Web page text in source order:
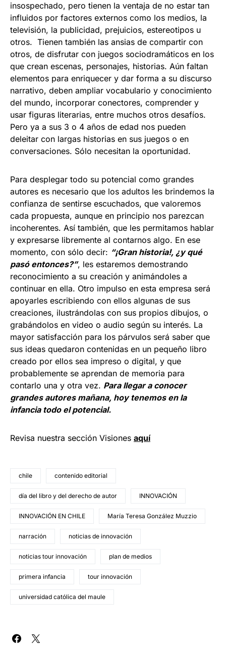
insospechado, pero tienen la ventaja de no estar tan
influidos por factores externos como los medios, la
televisión, la publicidad, prejuicios, estereotipos u
otros. Tienen también las ansias de compartir con
otros, de disfrutar con juegos sociodramáticos en los
que crean escenas, personajes, historias. Aún faltan
elementos para enriquecer y dar forma a su discurso
narrativo, deben ampliar vocabulario y conocimiento
del mundo, incorporar conectores, comprender y
usar figuras literarias, entre muchos otros desafíos.
Pero ya a sus 3 o 4 años de edad nos pueden
deleitar con largas historias en sus juegos o en
conversaciones. Sólo necesitan la oportunidad.
Para desplegar todo su potencial como grandes
autores es necesario que los adultos les brindemos la
confianza de sentirse escuchados, que valoremos
cada propuesta, aunque en principio nos parezcan
incoherentes. Así también, que les permitamos hablar
y expresarse libremente al contarnos algo. En ese
momento, con sólo decir: “¡Gran historia!, ¿y qué
pasó entonces?”, les estaremos demostrando
reconocimiento a su creación y animándoles a
continuar en ella. Otro impulso en esta empresa será
apoyarles escribiendo con ellos algunas de sus
creaciones, ilustrándolas con sus propios dibujos, o
grabándolos en video o audio según su interés. La
mayor satisfacción para los párvulos será saber que
sus ideas quedaron contenidas en un pequeño libro
creado por ellos sea impreso o digital, y que
probablemente se aprendan de memoria para
contarlo una y otra vez. Para llegar a conocer
grandes autores mañana, hoy tenemos en la
infancia todo el potencial.
Revisa nuestra sección Visiones aquí
chile contenido editorial
día del libro y del derecho de autor INNOVACIÓN
INNOVACIÓN EN CHILE María Teresa González Muzzio
narración noticias de innovación
noticias tour innovación plan de medios
primera infancia tour innovación
universidad católica del maule